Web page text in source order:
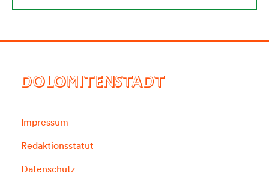
DOLOMITENSTADT
Impressum
Redaktionsstatut
Datenschutz